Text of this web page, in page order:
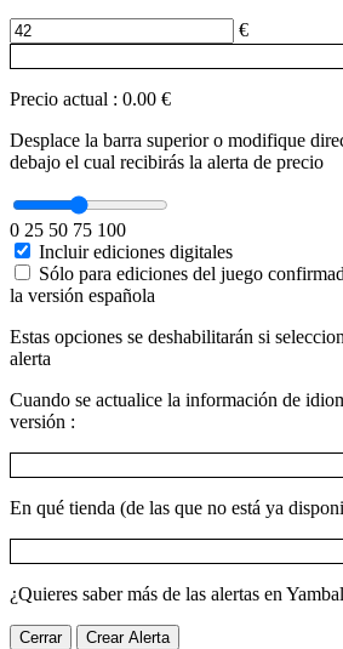
€
Precio actual : 0.00 €
Desplace la barra superior o modifique
debajo el cual recibirás la alerta de precio
0 25 50 75 100
Incluir ediciones digitales
Sólo para ediciones del juego
la versión española
Estas opciones se deshabilitarán si
alerta
Cuando se actualice la información de
versión :
En qué tienda (de las que no está ya
¿Quieres saber más de las alertas en
Cerrar Crear Alerta